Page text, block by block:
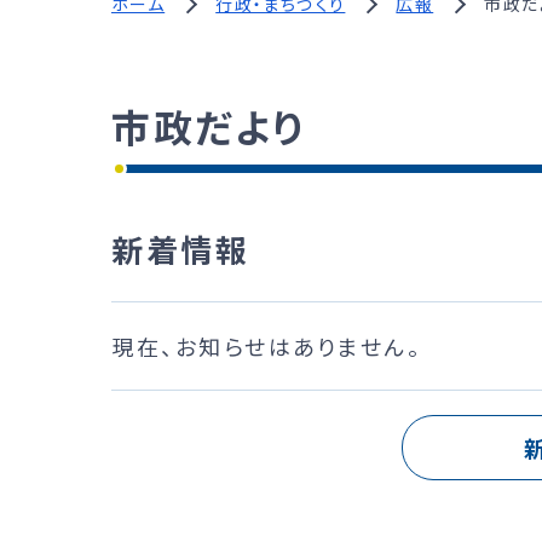
市政だより
新着情報
現在、お知らせはありません。